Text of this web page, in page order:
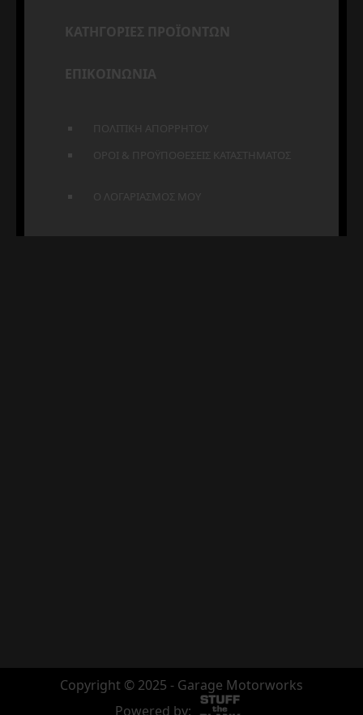
ΚΑΤΗΓΟΡΙΕΣ ΠΡΟΪΟΝΤΩΝ
ΕΠΙΚΟΙΝΩΝΙΑ
ΠΟΛΙΤΙΚΗ ΑΠΟΡΡΗΤΟΥ
ΟΡΟΙ & ΠΡΟΫΠΟΘΕΣΕΙΣ ΚΑΤΑΣΤΗΜΑΤΟΣ
Ο ΛΟΓΑΡΙΑΣΜΟΣ ΜΟΥ
Copyright © 2025 - Garage Motorworks
Powered by: